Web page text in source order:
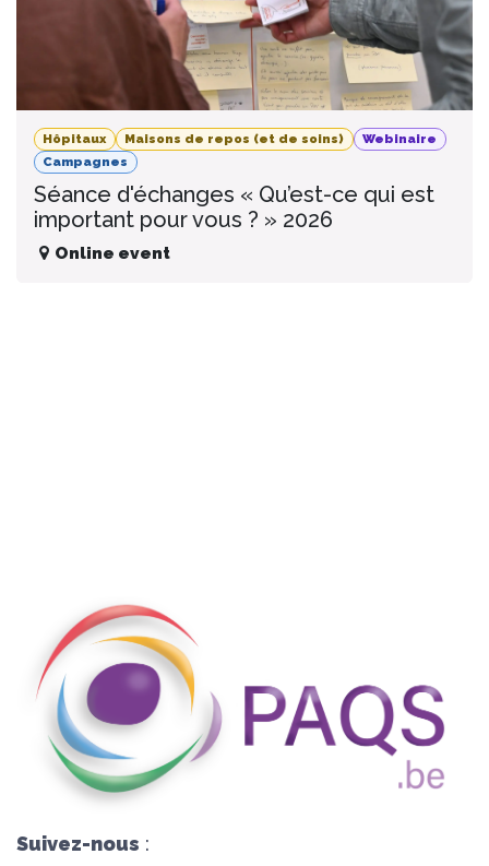
Hôpitaux Maisons de repos (et de soins)
Webinaire
Campagnes
Séance d'échanges « Qu’est-ce qui est
important pour vous ? » 2026
Online event
Suivez-nous :